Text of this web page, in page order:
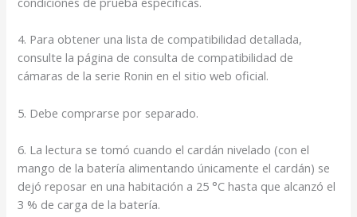
4. Para obtener una lista de compatibilidad detallada,
consulte la página de consulta de compatibilidad de
cámaras de la serie Ronin en el sitio web oficial.
5. Debe comprarse por separado.
6. La lectura se tomó cuando el cardán nivelado (con el
mango de la batería alimentando únicamente el cardán) se
dejó reposar en una habitación a 25 °C hasta que alcanzó el
3 % de carga de la batería.